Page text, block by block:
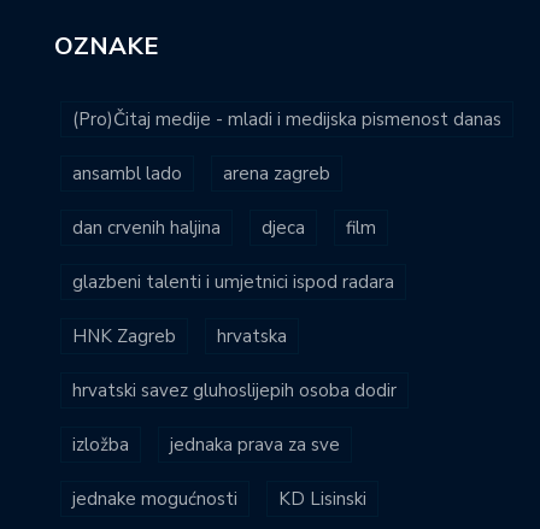
OZNAKE
(Pro)Čitaj medije - mladi i medijska pismenost danas
ansambl lado arena zagreb
dan crvenih haljina djeca film
glazbeni talenti i umjetnici ispod radara
HNK Zagreb hrvatska
hrvatski savez gluhoslijepih osoba dodir
izložba jednaka prava za sve
jednake mogućnosti KD Lisinski